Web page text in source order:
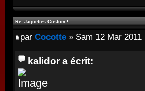
Re: Jaquettes Custom !
par Cocotte » Sam 12 Mar 2011
kalidor a écrit: